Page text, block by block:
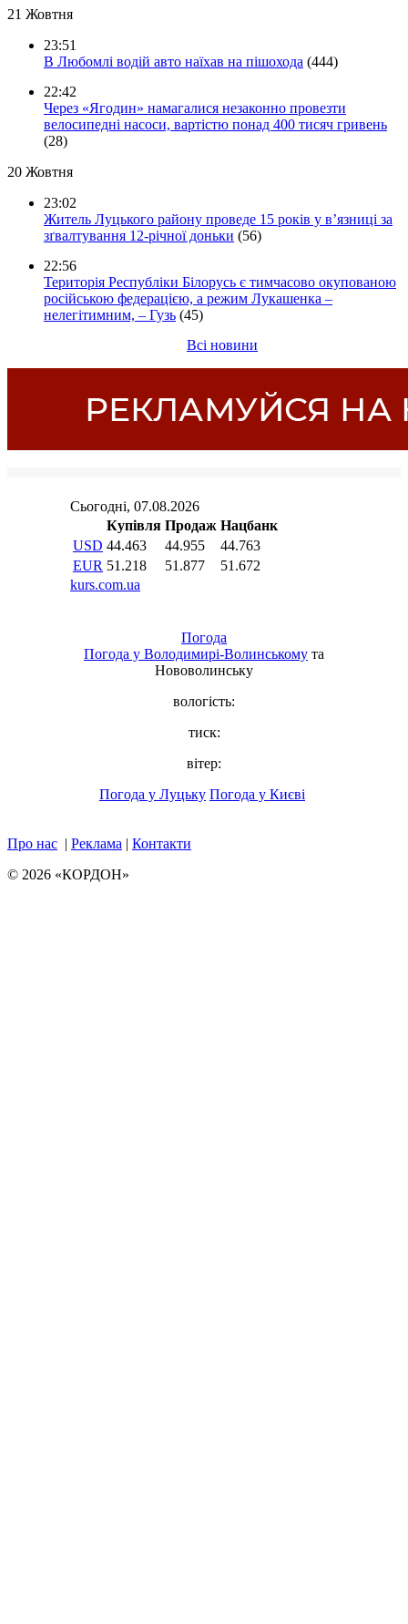
21 Жовтня
23:51
В Любомлі водій авто наїхав на пішохода (444)
22:42
Через «Ягодин» намагалися незаконно провезти
велосипедні насоси, вартістю понад 400 тисяч гривень
(28)
20 Жовтня
23:02
Житель Луцького району проведе 15 років у в’язниці за
зґвалтування 12-річної доньки (56)
22:56
Територія Республіки Білорусь є тимчасово окупованою
російською федерацією, а режим Лукашенка –
нелегітимним, – Гузь (45)
Всі новини
Погода
Погода у Володимирі-Волинському та
Нововолинську
вологість:
тиск:
вітер:
Погода у Луцьку Погода у Києві
Про нас | Реклама | Контакти
© 2026 «КОРДОН»